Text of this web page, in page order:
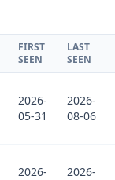
FIRST
SEEN
LAST
SEEN
2026-
05-31
2026-
08-06
2026-
2026-